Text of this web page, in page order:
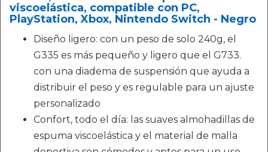
viscoelástica, compatible con PC,
PlayStation, Xbox, Nintendo Switch - Negro
Diseño ligero: con un peso de solo 240g, el
G335 es más pequeño y ligero que el G733.
con una diadema de suspensión que ayuda a
distribuir el peso y es regulable para un ajuste
personalizado
Confort, todo el día: las suaves almohadillas de
espuma viscoelástica y el material de malla